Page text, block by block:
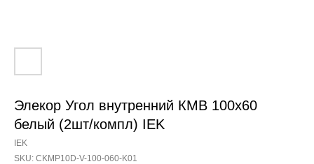
Элекор Угол внутренний КМВ 100х60
белый (2шт/компл) IEK
IEK
SKU: CKMP10D-V-100-060-K01